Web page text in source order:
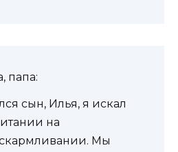
папа:
сын, Илья, я искал
на
Мы